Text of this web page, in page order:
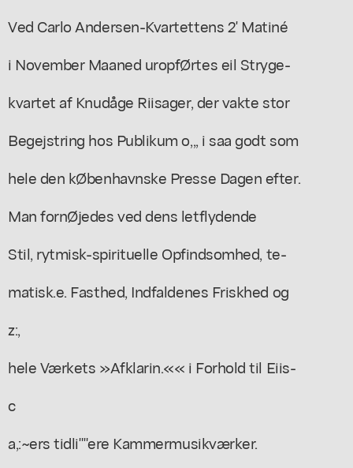
Ved Carlo Andersen-Kvartettens 2' Matiné
i November Maaned uropfØrtes eil Stryge-
kvartet af Knudåge Riisager, der vakte stor
Begejstring hos Publikum o,,, i saa godt som
hele den kØbenhavnske Presse Dagen efter.
Man fornØjedes ved dens letflydende
Stil, rytmisk-spirituelle Opfindsomhed, te-
matisk.e. Fasthed, Indfaldenes Friskhed og
z:,
hele Værkets »Afklarin.«« i Forhold til Eiis-
c
a,:~ers tidli""ere Kammermusikværker.